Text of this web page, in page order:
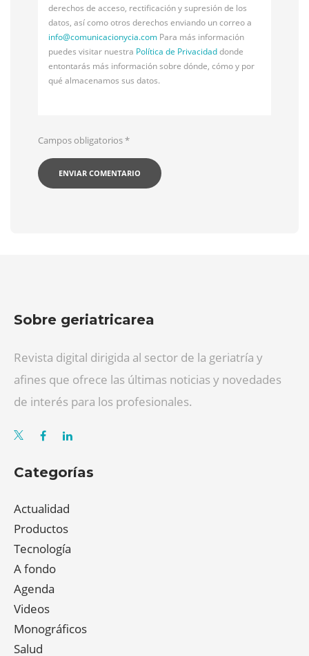
derechos de acceso, rectificación y supresión de los
datos, así como otros derechos enviando un correo a
info@comunicacionycia.com Para más información
puedes visitar nuestra Política de Privacidaddonde
entontarás más información sobre dónde, cómo y por
qué almacenamos sus datos.
Campos obligatorios*
Sobre geriatricarea
Revista digital dirigida al sector de la geriatría y
afines que ofrece las últimas noticias y novedades
de interés para los profesionales.
Categorías
Actualidad
Productos
Tecnología
A fondo
Agenda
Videos
Monográficos
Salud